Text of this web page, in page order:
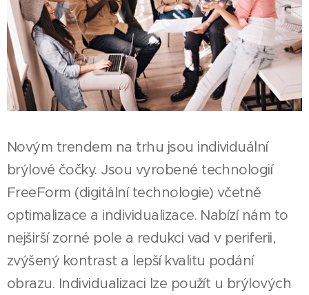
Novým trendem na trhu jsou individuální
brýlové čočky. Jsou vyrobené technologií
FreeForm (digitální technologie) včetně
optimalizace a individualizace. Nabízí nám to
nejširší zorné pole a redukci vad v periferii,
zvýšený kontrast a lepší kvalitu podání
obrazu. Individualizaci lze použít u brýlových